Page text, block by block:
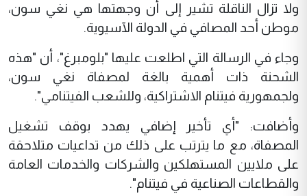
ولا تزال الناقلة تشير إلى أن وجهتها هي نغي سون،
موطن أحد المصافي في الدولة الآسيوية.
وجاء في الرسالة التي اطلعت عليها "بلومبرغ"، أن "هذه
الشحنة ذات أهمية بالغة لمصفاة نغي سون،
ولجمهورية فيتنام الاشتراكية، وللشعب الفيتنامي".
وأضافت: "أي تأخير إضافي يهدد بوقف تشغيل
المصفاة، مع ما يترتب على ذلك من تداعيات متلاحقة
على ملايين المستهلكين والشركات والخدمات العامة
والقطاعات الصناعية في فيتنام".